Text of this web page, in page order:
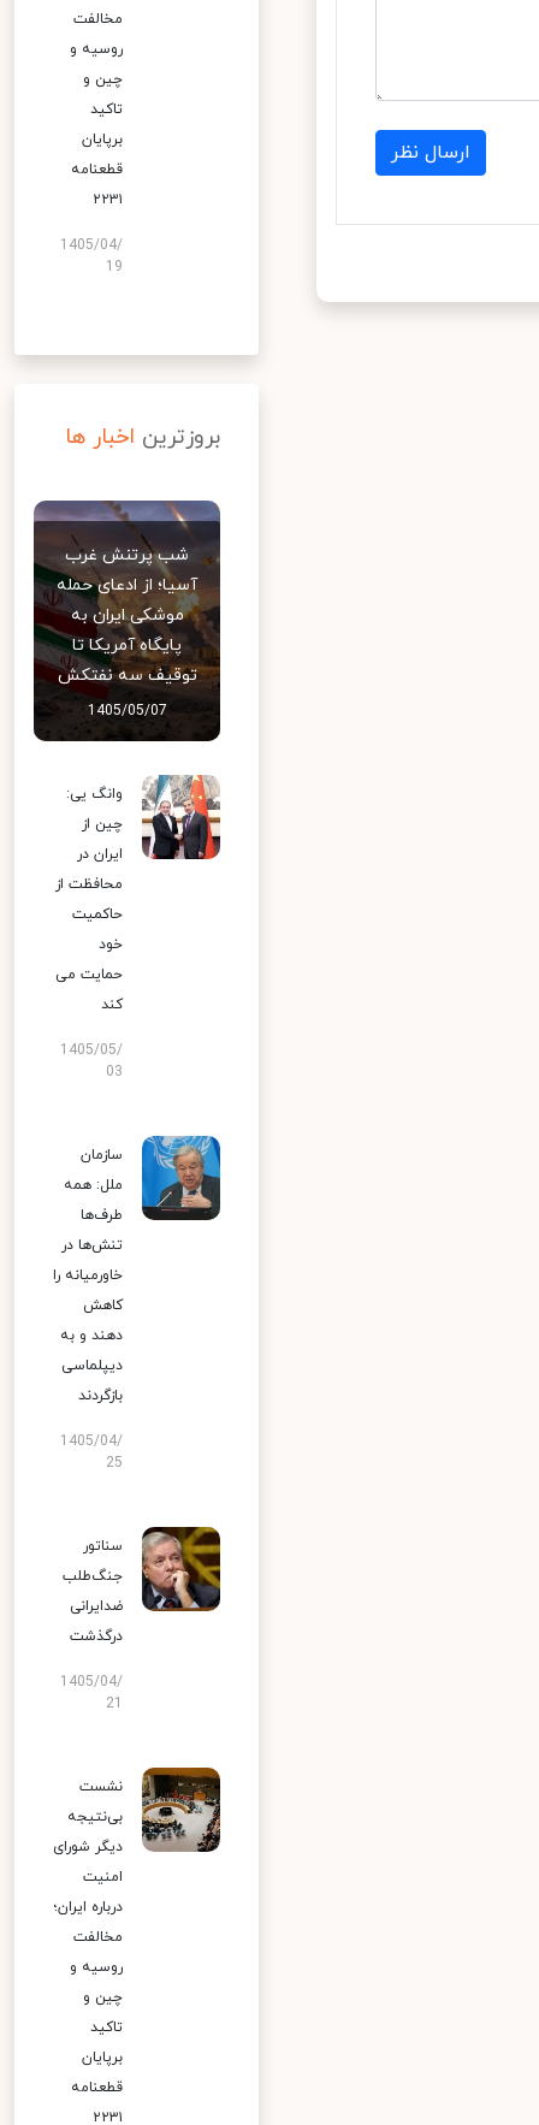
ارسال نظر
مخالفت
روسیه و
چین و
تاکید
برپایان
قطعنامه
۲۲۳۱
1405/04/
19
بروزترین اخبار ها
شب پرتنش غرب
آسیا؛ از ادعای حمله
موشکی ایران به
پایگاه آمریکا تا
توقیف سه نفتکش
1405/05/07
وانگ یی:
چین از
ایران در
محافظت از
حاکمیت
خود
حمایت می
کند
1405/05/
03
سازمان
ملل: همه
طرف‌ها
تنش‌ها در
خاورمیانه را
کاهش
دهند و به
دیپلماسی
بازگردند
1405/04/
25
سناتور
جنگ‌طلب
ضدایرانی
درگذشت
1405/04/
نشست
بی‌نتیجه
دیگر شورای
امنیت
درباره ایران؛
مخالفت
روسیه و
چین و
تاکید
برپایان
قطعنامه
۲۲۳۱